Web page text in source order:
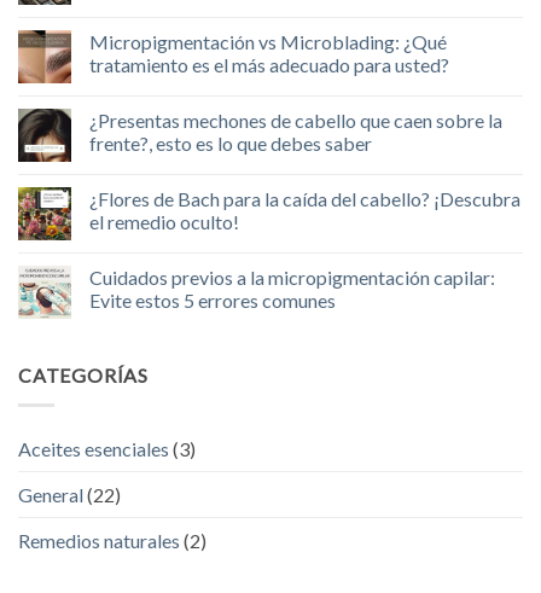
comentarios
en
¿Cuál
mejor
fibra
capilar?
y
con
volumen
Micropigmentación vs Microblading: ¿Qué
tratamiento es el más adecuado para usted?
comentarios
en
Micropigmentación
¿Qué
tratamiento
es
adecuado
para
usted?
¿Presentas mechones de cabello que caen sobre la
frente?, esto es lo que debes saber
comentarios
en
¿Presentas
cabello
que
caen
esto
es
saber
¿Flores de Bach para la caída del cabello? ¡Descubra
el remedio oculto!
comentarios
en
¿Flores
la
caída
el
Cuidados previos a la micropigmentación capilar:
Evite estos 5 errores comunes
en
Cuidados
micropigmentación
estos
comunes
CATEGORÍAS
Aceites esenciales (3)
General(22)
Remedios naturales (2)